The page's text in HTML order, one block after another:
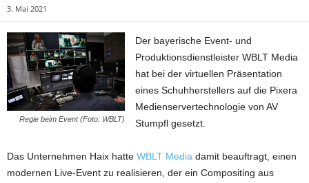
3. Mai 2021
Regie beim Event (Foto: WBLT)
Der bayerische Event- und
Produktionsdienstleister WBLT Media
hat bei der virtuellen Präsentation
eines Schuhherstellers auf die Pixera
Medienservertechnologie von AV
Stumpfl gesetzt.
Das Unternehmen Haix hatte WBLT Media damit beauftragt, einen
modernen Live-Event zu realisieren, der ein Compositing aus